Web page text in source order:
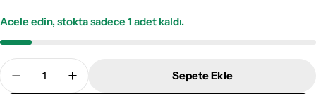
Acele edin, stokta sadece1 adet kaldı.
Adet
Royal Nero NO00A Salon Halısı Adetini Azalt
Royal Nero NO00A Salon Halısı Adetini
Sepete Ekle